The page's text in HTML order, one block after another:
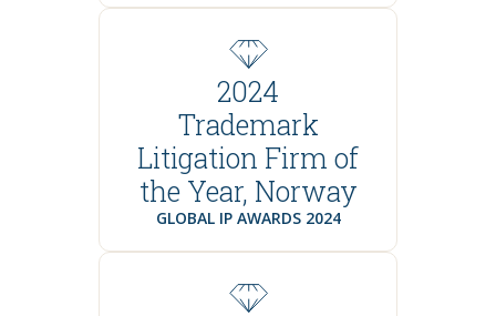
2024
Trademark
Litigation Firm of
the Year, Norway
GLOBAL IP AWARDS 2024